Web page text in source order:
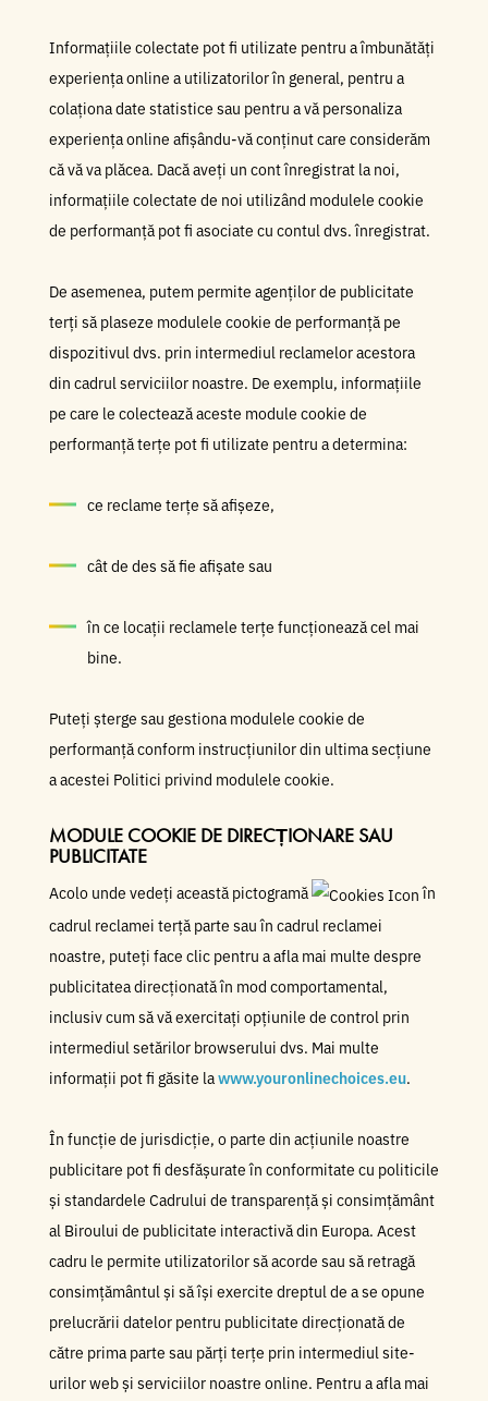
Informațiile colectate pot fi utilizate pentru a îmbunătăți
experiența online a utilizatorilor în general, pentru a
colaționa date statistice sau pentru a vă personaliza
experiența online afișându-vă conținut care considerăm
că vă va plăcea. Dacă aveți un cont înregistrat la noi,
informațiile colectate de noi utilizând modulele cookie
de performanță pot fi asociate cu contul dvs. înregistrat.
De asemenea, putem permite agenților de publicitate
terți să plaseze modulele cookie de performanță pe
dispozitivul dvs. prin intermediul reclamelor acestora
din cadrul serviciilor noastre. De exemplu, informațiile
pe care le colectează aceste module cookie de
performanță terțe pot fi utilizate pentru a determina:
ce reclame terțe să afișeze,
cât de des să fie afișate sau
în ce locații reclamele terțe funcționează cel mai
bine.
Puteți șterge sau gestiona modulele cookie de
performanță conform instrucțiunilor din ultima secțiune
a acestei Politici privind modulele cookie.
MODULE COOKIE DE DIRECȚIONARE SAU
PUBLICITATE
Acolo unde vedeți această pictogramă
în
cadrul reclamei terță parte sau în cadrul reclamei
noastre, puteți face clic pentru a afla mai multe despre
publicitatea direcționată în mod comportamental,
inclusiv cum să vă exercitați opțiunile de control prin
intermediul setărilor browserului dvs. Mai multe
informații pot fi găsite lawww.youronlinechoices.eu.
În funcție de jurisdicție, o parte din acțiunile noastre
publicitare pot fi desfășurate în conformitate cu politicile
și standardele Cadrului de transparență și consimțământ
al Biroului de publicitate interactivă din Europa. Acest
cadru le permite utilizatorilor să acorde sau să retragă
consimțământul și să își exercite dreptul de a se opune
prelucrării datelor pentru publicitate direcționată de
către prima parte sau părți terțe prin intermediul site-
urilor web și serviciilor noastre online. Pentru a afla mai